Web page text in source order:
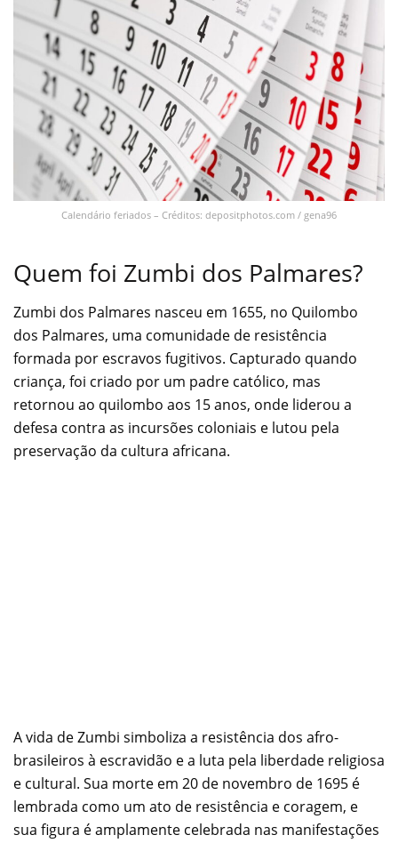
Calendário feriados – Créditos: depositphotos.com / gena96
Quem foi Zumbi dos Palmares?
Zumbi dos Palmares nasceu em 1655, no Quilombo
dos Palmares, uma comunidade de resistência
formada por escravos fugitivos. Capturado quando
criança, foi criado por um padre católico, mas
retornou ao quilombo aos 15 anos, onde liderou a
defesa contra as incursões coloniais e lutou pela
preservação da cultura africana.
A vida de Zumbi simboliza a resistência dos afro-
brasileiros à escravidão e a luta pela liberdade religiosa
e cultural. Sua morte em 20 de novembro de 1695 é
lembrada como um ato de resistência e coragem, e
sua figura é amplamente celebrada nas manifestações